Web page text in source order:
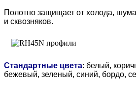
Полотно защищает от холода,
и сквозняков.
Стандартные цвета: белый,
бежевый, зеленый, синий, бордо,